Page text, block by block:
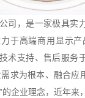
司，是一家极具实
于高端商用显示
术支持、售后服务
求为根本、融合应
企业理念，近年来